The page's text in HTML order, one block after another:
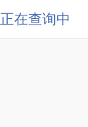
正在查询中